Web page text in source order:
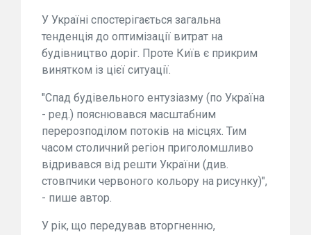
У Україні спостерігається загальна
тенденція до оптимізації витрат на
будівництво доріг. Проте Київ є прикрим
винятком із цієї ситуації.
"Спад будівельного ентузіазму (по Україна
- ред.) пояснювався масштабним
перерозподілом потоків на місцях. Тим
часом столичний регіон приголомшливо
відривався від решти України (див.
стовпчики червоного кольору на рисунку)",
- пише автор.
У рік, що передував вторгненню,